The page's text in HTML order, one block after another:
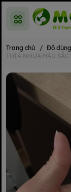
Trang chủ / Đồ
THÌA NHỰA MÀU